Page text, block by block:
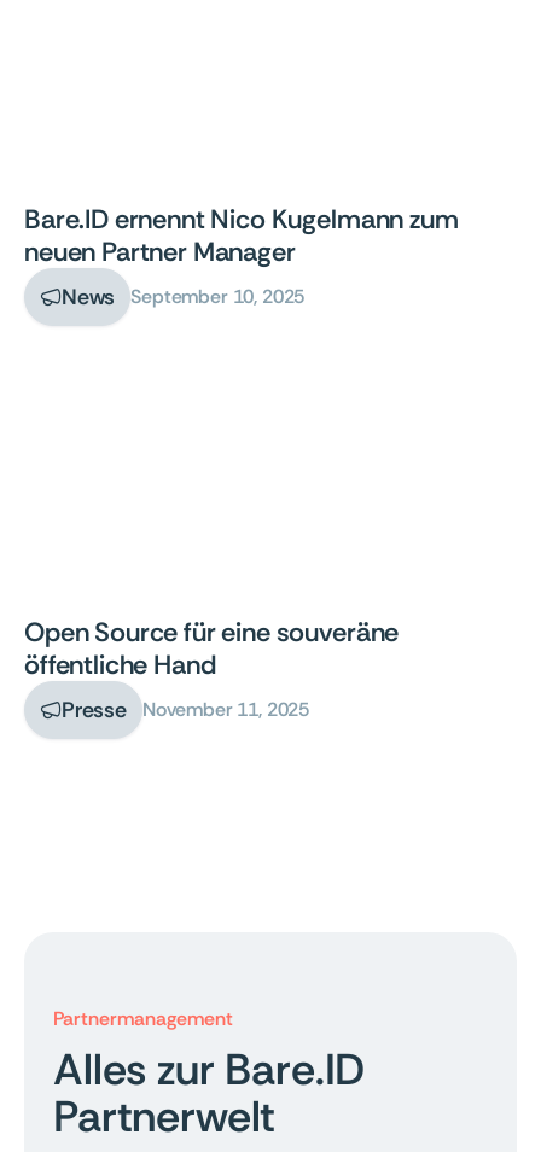
Bare.ID ernennt Nico Kugelmann zum
neuen Partner Manager
News September 10, 2025
Open Source für eine souveräne
öffentliche Hand
Presse November 11, 2025
Partnermanagement
Alles zur Bare.ID
Partnerwelt